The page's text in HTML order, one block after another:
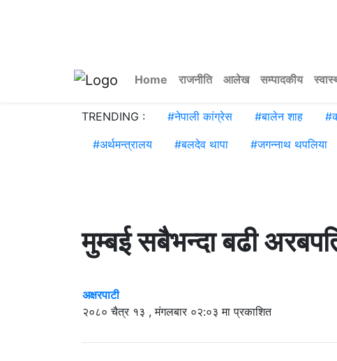
Home राजनीति आलेख सम्पादकीय
TRENDING : #नेपाली कांग्रेस #बालेन शाह #
#अर्थमन्त्रालय #बलदेव थापा #जगन्नाथ थपलिया
मुम्बई सबैभन्दा बढी
अक्षरपाटी
२०८० चैत्र १३ , मंगलबार ०२:०३ मा प्रकाशित